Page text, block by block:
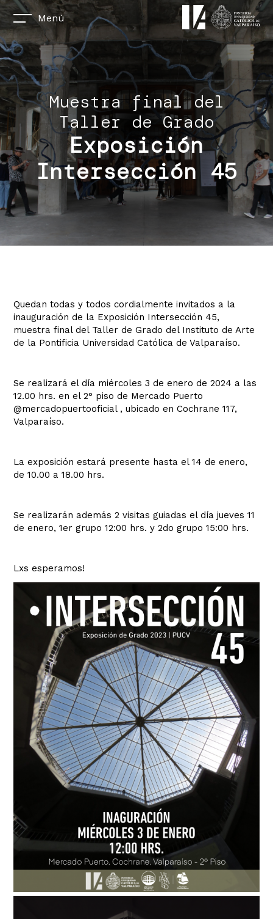
Menú
Muestra final del
Taller de Grado
Exposición
Intersección 45
Quedan todas y todos cordialmente invitados a la
inauguración de la Exposición Intersección 45,
muestra final del Taller de Grado del Instituto de Arte
de la Pontificia Universidad Católica de Valparaíso.
Se realizará el día miércoles 3 de enero de 2024 a las
12.00 hrs. en el 2° piso de Mercado Puerto
@mercadopuertooficial , ubicado en Cochrane 117,
Valparaíso.
La exposición estará presente hasta el 14 de enero,
de 10.00 a 18.00 hrs.
Se realizarán además 2 visitas guiadas el día jueves 11
de enero, 1er grupo 12:00 hrs. y 2do grupo 15:00 hrs.
Lxs esperamos!